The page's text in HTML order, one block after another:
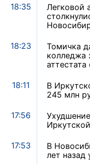
18:35
Легковой
18:23
Томичка
колледжа
18:11
В
245 млн
17:56
17:53
В
лет назад